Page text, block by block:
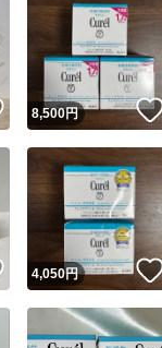
いいね！
8,500円
いいね！
4,050円